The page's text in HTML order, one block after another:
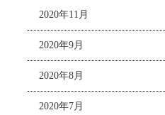
2020年11月
2020年9月
2020年8月
2020年7月